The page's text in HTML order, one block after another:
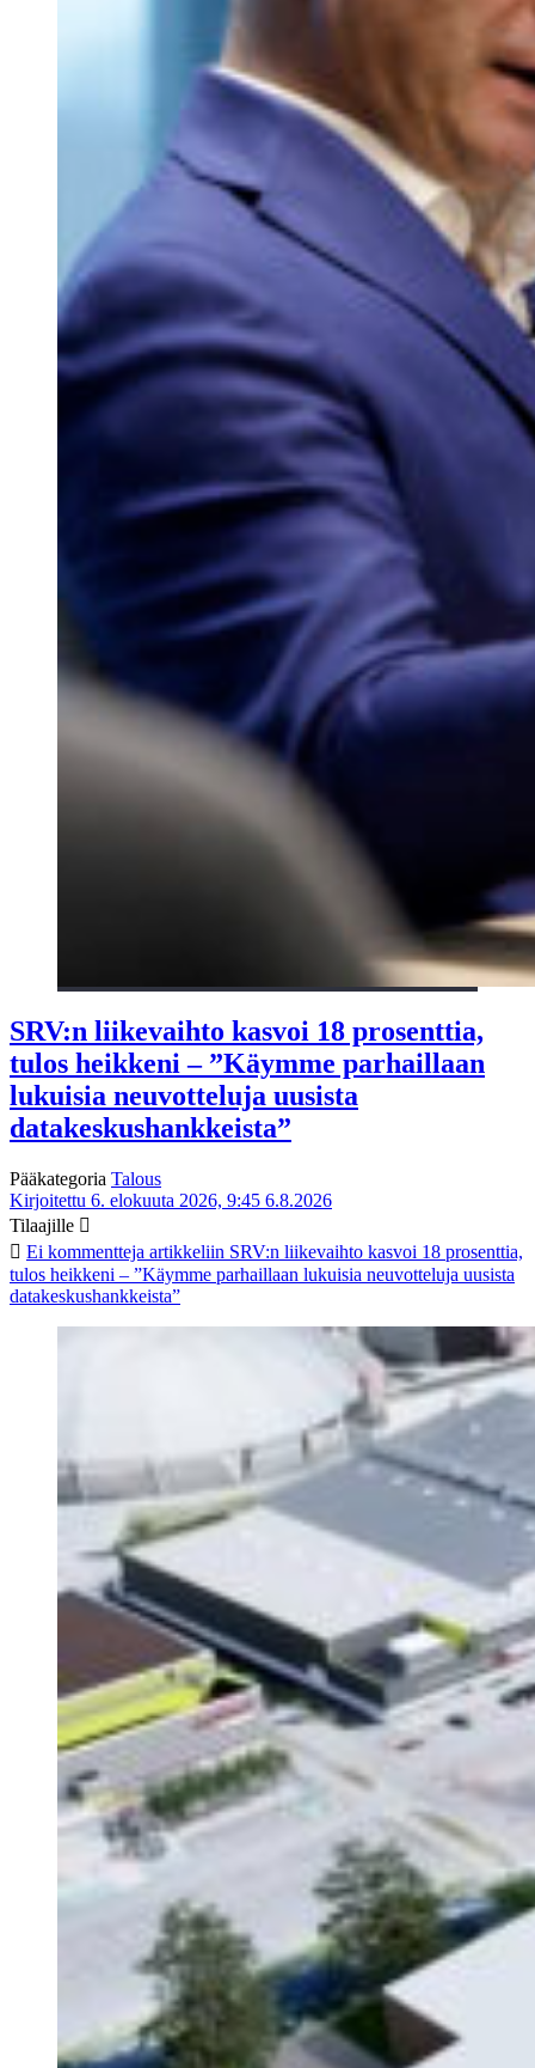
SRV:n liikevaihto kasvoi 18 prosenttia,
tulos heikkeni – ”Käymme parhaillaan
lukuisia neuvotteluja uusista
datakeskushankkeista”
Pääkategoria Talous
Kirjoitettu 6. elokuuta 2026, 9:45 6.8.2026
Tilaajille
Ei kommentteja artikkeliin SRV:n liikevaihto kasvoi 18 prosenttia,
tulos heikkeni – ”Käymme parhaillaan lukuisia neuvotteluja uusista
datakeskushankkeista”